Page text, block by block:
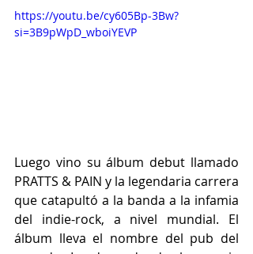
https://youtu.be/cy605Bp-3Bw?
si=3B9pWpD_wboiYEVP
Luego vino su álbum debut llamado
PRATTS & PAIN y la legendaria carrera
que catapultó a la banda a la infamia
del indie-rock, a nivel mundial. El
álbum lleva el nombre del pub del